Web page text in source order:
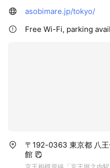
asobimare.jp/tokyo/
Free Wi-Fi, parking
〒192-0363 東京都 八
館